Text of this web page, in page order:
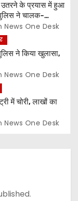
के प्रयास में हुआ
ने चालक-
हिरासत में लिया
News One Desk
ने किया खुलासा,
News One Desk
में चोरी, लाखों का
News One Desk